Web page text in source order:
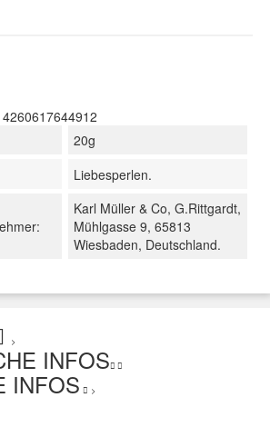
20g
Liebesperlen.
Karl Müller & Co, G.Rittgardt,
Mühlgasse 9, 65813
Wiesbaden, Deutschland.
>
INFOS
INFOS >